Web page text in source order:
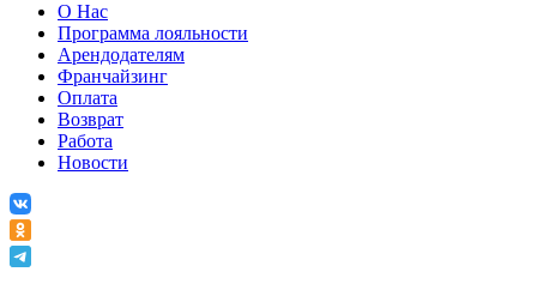
О Нас
Программа лояльности
Арендодателям
Франчайзинг
Оплата
Возврат
Работа
Новости